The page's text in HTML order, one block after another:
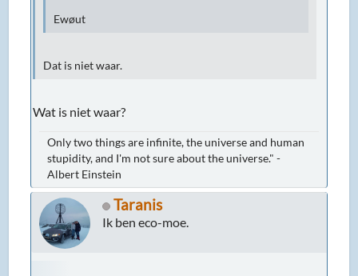
Ewøut
Dat is niet waar.
Wat is niet waar?
Only two things are infinite, the universe and human
stupidity, and I'm not sure about the universe." -
Albert Einstein
Taranis
Ik ben eco-moe.